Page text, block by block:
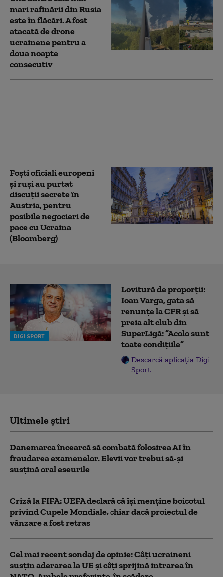
mari rafinării din Rusia
este în flăcări. A fost
atacată de drone
ucrainene pentru a
doua noapte
consecutiv
Foști oficiali europeni
și ruși au purtat
discuții secrete în
Austria, pentru
posibile negocieri de
pace cu Ucraina
(Bloomberg)
DIGI SPORT
Lovitură de proporții:
Ioan Varga, gata să
renunțe la CFR și să
preia alt club din
SuperLigă: ”Acolo sunt
toate condițiile”
Descarcă aplicația Digi
Sport
Ultimele știri
Danemarca încearcă să combată folosirea AI în
fraudarea examenelor. Elevii vor trebui să-şi
susţină oral eseurile
Criză la FIFA: UEFA declară că îşi menţine boicotul
privind Cupele Mondiale, chiar dacă proiectul de
vânzare a fost retras
Cel mai recent sondaj de opinie: Câți ucraineni
susțin aderarea la UE și câți sprijină intrarea în